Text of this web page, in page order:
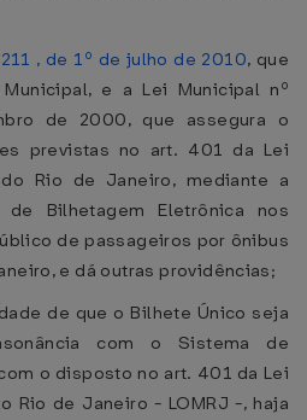
, de 1º de julho de 2010, que
e a Lei Municipal nº
de 2000, que assegura o
previstas no art. 401 da Lei
Rio de Janeiro, mediante a
Bilhetagem Eletrônica nos
de passageiros por ônibus
e dá outras providências;
de que o Bilhete Único seja
com o Sistema de
o disposto no art. 401 da Lei
Rio de Janeiro - LOMRJ -, haja